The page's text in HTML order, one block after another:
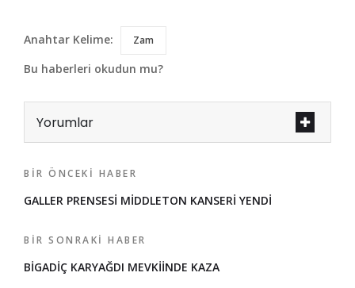
Anahtar Kelime: Zam
Bu haberleri okudun mu?
Yorumlar
BIR ÖNCEKI HABER
GALLER PRENSESİ MİDDLETON KANSERİ YENDİ
BIR SONRAKI HABER
BİGADİÇ KARYAĞDI MEVKİİNDE KAZA